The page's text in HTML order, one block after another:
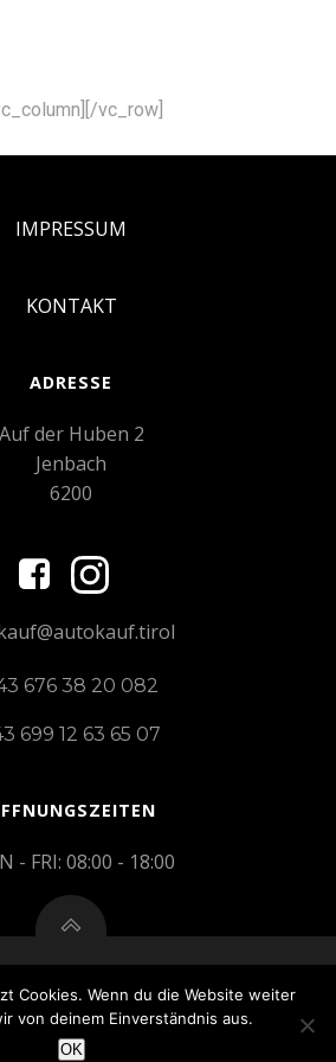
vc_row]
IMPRESSUM
KONTAKT
ADRESSE
Auf der Huben 2
Jenbach
6200
676 38 20 082
699 12 63 65 07
- FRI: 08:00 - 18:00
AutokaufTirol
Cookies. Wenn du die Website weiter
von deinem Einverständnis aus.
OK